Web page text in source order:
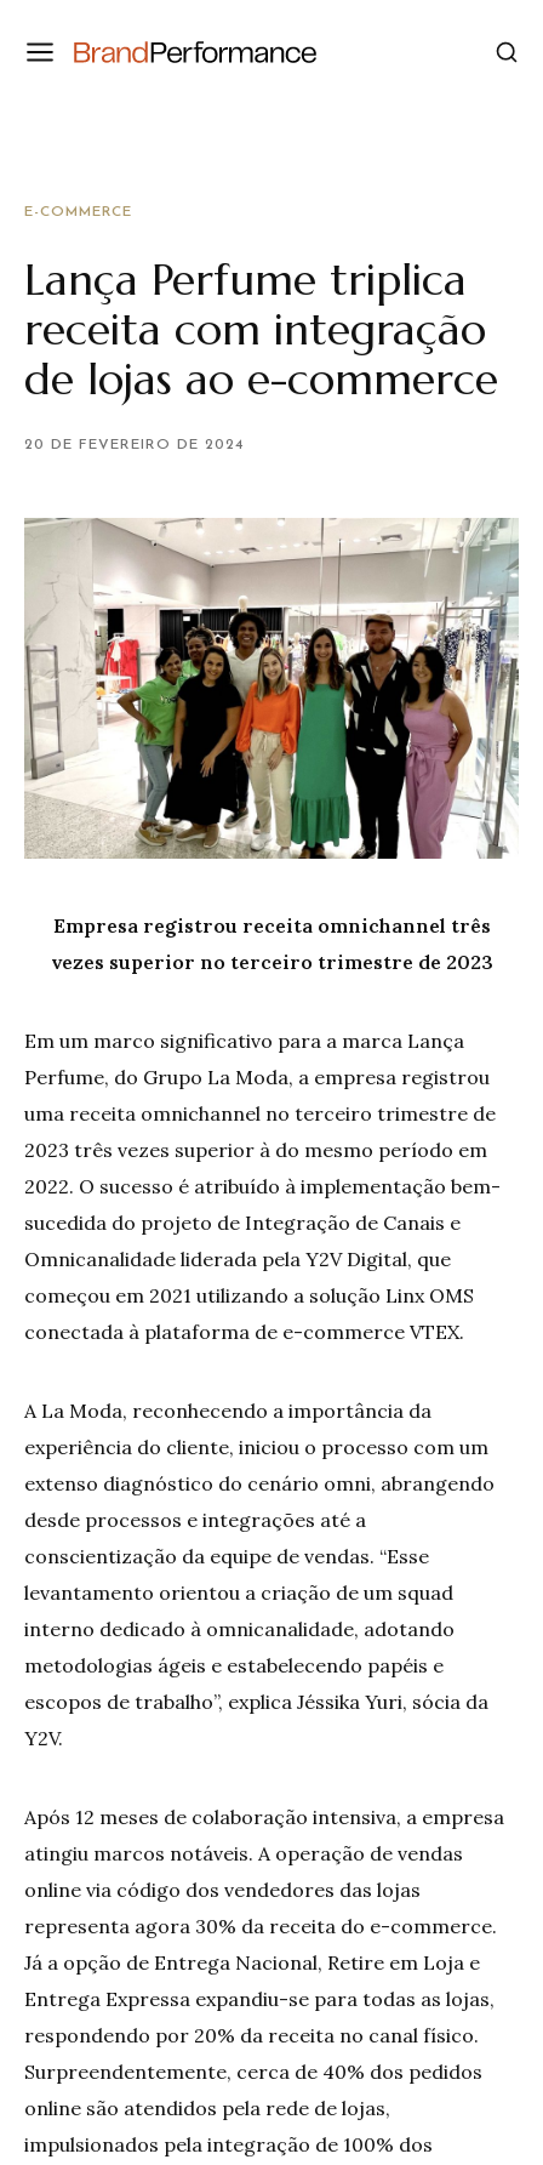
E-COMMERCE
Lança Perfume triplica
receita com integração
de lojas ao e-commerce
20 DE FEVEREIRO DE 2024
Empresa registrou receita omnichannel três
vezes superior no terceiro trimestre de 2023
Em um marco significativo para a marca Lança
Perfume, do Grupo La Moda, a empresa registrou
uma receita omnichannel no terceiro trimestre de
2023 três vezes superior à do mesmo período em
2022. O sucesso é atribuído à implementação bem-
sucedida do projeto de Integração de Canais e
Omnicanalidade liderada pela Y2V Digital, que
começou em 2021 utilizando a solução Linx OMS
conectada à plataforma de e-commerce VTEX.
A La Moda, reconhecendo a importância da
experiência do cliente, iniciou o processo com um
extenso diagnóstico do cenário omni, abrangendo
desde processos e integrações até a
conscientização da equipe de vendas. “Esse
levantamento orientou a criação de um squad
interno dedicado à omnicanalidade, adotando
metodologias ágeis e estabelecendo papéis e
escopos de trabalho”, explica Jéssika Yuri, sócia da
Y2V.
Após 12 meses de colaboração intensiva, a empresa
atingiu marcos notáveis. A operação de vendas
online via código dos vendedores das lojas
representa agora 30% da receita do e-commerce.
Já a opção de Entrega Nacional, Retire em Loja e
Entrega Expressa expandiu-se para todas as lojas,
respondendo por 20% da receita no canal físico.
Surpreendentemente, cerca de 40% dos pedidos
online são atendidos pela rede de lojas,
impulsionados pela integração de 100% dos